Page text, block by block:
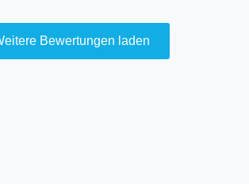
Bewertungen laden